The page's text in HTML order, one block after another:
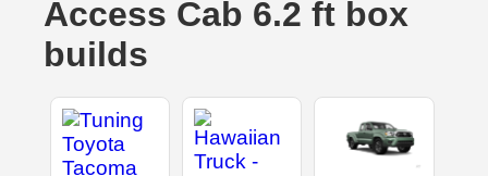
Access Cab 6.2 ft box
builds